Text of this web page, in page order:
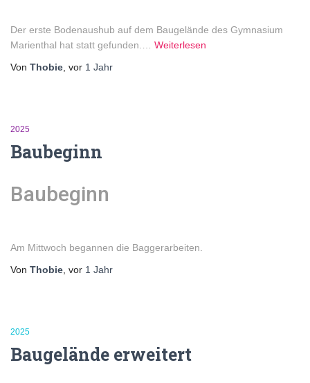
Der erste Bodenaushub auf dem Baugelände des Gymnasium
Marienthal hat statt gefunden.… Weiterlesen
Von Thobie , vor 1 Jahr
2025
Baubeginn
Baubeginn
Am Mittwoch begannen die Baggerarbeiten.
Von Thobie , vor 1 Jahr
2025
Baugelände erweitert